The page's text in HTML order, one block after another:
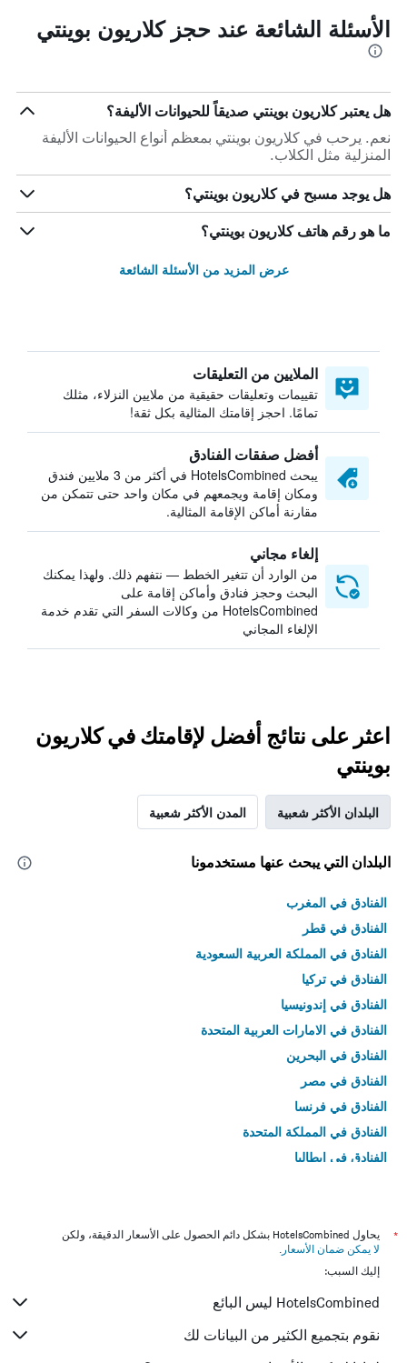
الأسئلة الشائعة عند حجز كلاريون بوينتي
هل يعتبر كلاريون بوينتي صديقاً للحيوانات الأليفة؟
نعم. يرحب في كلاريون بوينتي بمعظم أنواع الحيوانات الأليفة
المنزلية مثل الكلاب.
هل يوجد مسبح في كلاريون بوينتي؟
ما هو رقم هاتف كلاريون بوينتي؟
عرض المزيد من الأسئلة الشائعة
الملايين من التعليقات
تقييمات وتعليقات حقيقية من ملايين النزلاء، مثلك
تمامًا. احجز إقامتك المثالية بكل ثقة!
أفضل صفقات الفنادق
يبحث HotelsCombined في أكثر من 3 ملايين فندق
ومكان إقامة ويجمعهم في مكان واحد حتى تتمكن من
مقارنة أماكن الإقامة المثالية.
إلغاء مجاني
من الوارد أن تتغير الخطط — نتفهم ذلك. ولهذا يمكنك
البحث وحجز فنادق وأماكن إقامة على
HotelsCombined من وكالات السفر التي تقدم خدمة
الإلغاء المجاني
اعثر على نتائج أفضل لإقامتك في كلاريون
بوينتي
البلدان الأكثر شعبية المدن الأكثر شعبية
البلدان التي يبحث عنها مستخدمونا
الفنادق في المغرب
الفنادق في قطر
الفنادق في المملكة العربية السعودية
الفنادق في تركيا
الفنادق في إندونيسيا
الفنادق في الامارات العربية المتحدة
الفنادق في البحرين
الفنادق في مصر
الفنادق في فرنسا
الفنادق في المملكة المتحدة
الفنادق في إيطاليا
*
يحاول HotelsCombined بشكل دائم الحصول على الأسعار الدقيقة، ولكن
لا يمكن ضمان الأسعار .
إليك السبب:
HotelsCombined ليس البائع
نقوم بتجميع الكثير من البيانات لك